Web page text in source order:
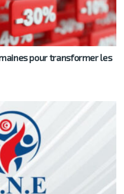
pour transformer les